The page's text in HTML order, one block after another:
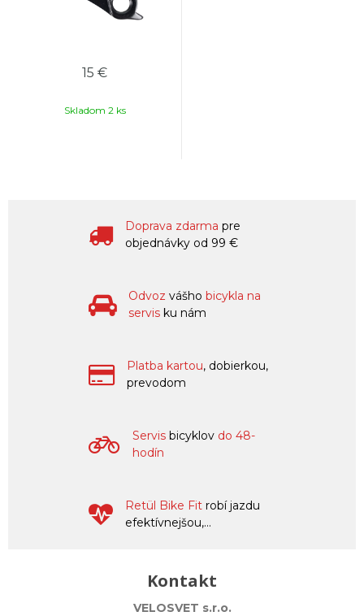
15 €
Skladom 2 ks
Doprava zdarma pre
objednávky od 99 €
Odvoz vášho bicykla na
servis ku nám
Platba kartou, dobierkou,
prevodom
Servis bicyklov do 48-
hodín
Retül Bike Fit robí jazdu
efektívnejšou,...
Kontakt
VELOSVET s.r.o.